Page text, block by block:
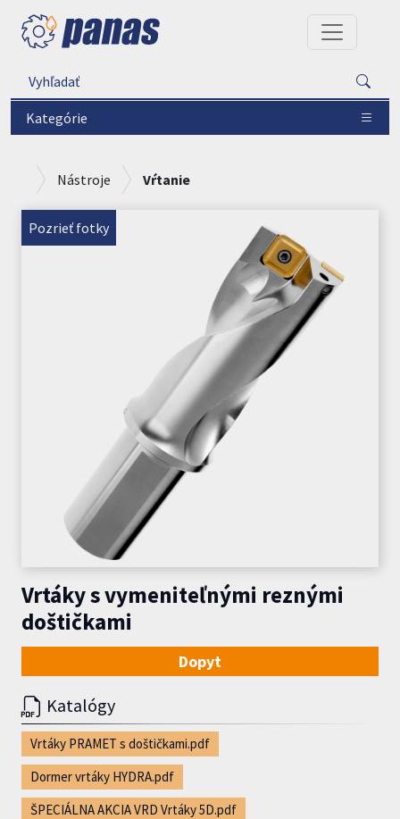
Kategórie
Nástroje Vŕtanie
Pozrieť fotky
Vrtáky s vymeniteľnými reznými
doštičkami
Dopyt
Katalógy
Vrtáky PRAMET s doštičkami.pdf
Dormer vrtáky HYDRA.pdf
ŠPECIÁLNA AKCIA VRD Vrtáky 5D.pdf